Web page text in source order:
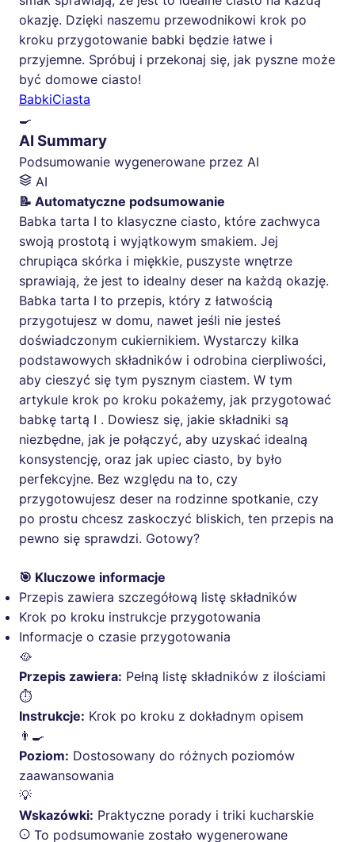
okazję. Dzięki naszemu przewodnikowi krok po
kroku przygotowanie babki będzie łatwe i
przyjemne. Spróbuj i przekonaj się, jak pyszne może
być domowe ciasto!
BabkiCiasta
🍳
AI Summary
Podsumowanie wygenerowane przez AI
AI
📝 Automatyczne podsumowanie
Babka tarta I to klasyczne ciasto, które zachwyca
swoją prostotą i wyjątkowym smakiem. Jej
chrupiąca skórka i miękkie, puszyste wnętrze
sprawiają, że jest to idealny deser na każdą okazję.
Babka tarta I to przepis, który z łatwością
przygotujesz w domu, nawet jeśli nie jesteś
doświadczonym cukiernikiem. Wystarczy kilka
podstawowych składników i odrobina cierpliwości,
aby cieszyć się tym pysznym ciastem. W tym
artykule krok po kroku pokażemy, jak przygotować
babkę tartą I . Dowiesz się, jakie składniki są
niezbędne, jak je połączyć, aby uzyskać idealną
konsystencję, oraz jak upiec ciasto, by było
perfekcyjne. Bez względu na to, czy
przygotowujesz deser na rodzinne spotkanie, czy
po prostu chcesz zaskoczyć bliskich, ten przepis na
pewno się sprawdzi. Gotowy?
🎯 Kluczowe informacje
Przepis zawiera szczegółową listę składników
Krok po kroku instrukcje przygotowania
Informacje o czasie przygotowania
🥘
Przepis zawiera: Pełną listę składników z ilościami
⏱️
Instrukcje: Krok po kroku z dokładnym opisem
👨‍🍳
Poziom: Dostosowany do różnych poziomów
zaawansowania
💡
Wskazówki: Praktyczne porady i triki kucharskie
To podsumowanie zostało wygenerowane